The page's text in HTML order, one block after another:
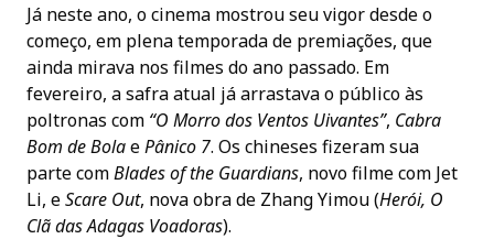
Já neste ano, o cinema mostrou seu vigor desde o
começo, em plena temporada de premiações, que
ainda mirava nos filmes do ano passado. Em
fevereiro, a safra atual já arrastava o público às
poltronas com “O Morro dos Ventos Uivantes”, Cabra
Bom de BolaePânico 7. Os chineses fizeram sua
parte comBlades of the Guardians, novo filme com Jet
Li, eScare Out, nova obra de Zhang Yimou (Herói, O
Clã das Adagas Voadoras).